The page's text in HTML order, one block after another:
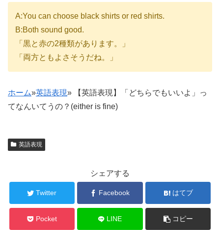
A:You can choose black shirts or red shirts.
B:Both sound good.
「黒と赤の2種類があります。」
「両方ともよさそうだね。」
ホーム»英語表現» 【英語表現】「どちらでもいいよ」っ
てなんいてうの？(either is fine)
英語表現
シェアする
Twitter Facebook はてブ
Pocket LINE コピー